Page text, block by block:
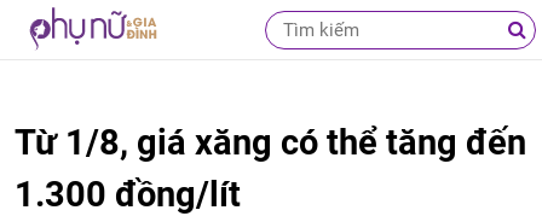
Từ 1/8, giá xăng có thể tăng đến
1.300 đồng/lít